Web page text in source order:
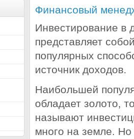
Финансовый
Инвестирование в
представляет
популярных
источник доходов.
Наибольшей
обладает золото,
называют
много на земле. Но